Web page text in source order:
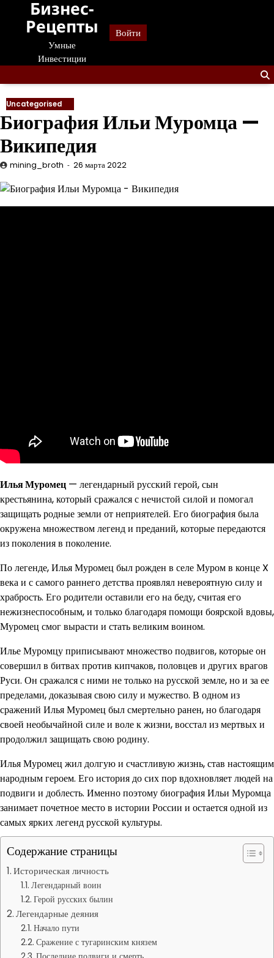
Перейти
содержанию
Бизнес-
Рецепты
Умные
Инвестиции
Войти
Uncategorised
Биография Ильи Муромца —
Википедия
mining_broth 26 марта 2022
Илья Муромец — легендарный русский герой, сын
крестьянина, который сражался с нечистой силой и помогал
защищать родные земли от неприятелей. Его биография была
окружена множеством легенд и преданий, которые передаются
из поколения в поколение.
По легенде, Илья Муромец был рожден в селе Муром в конце X
века и с самого раннего детства проявлял невероятную силу и
храбрость. Его родители оставили его на беду, считая его
нежизнеспособным, и только благодаря помощи боярской вдовы,
Муромец смог вырасти и стать великим воином.
Илье Муромцу приписывают множество подвигов, которые он
совершил в битвах против кипчаков, половцев и других врагов
Руси. Он сражался с ними не только на русской земле, но и за ее
пределами, доказывая свою силу и мужество. В одном из
сражений Илья Муромец был смертельно ранен, но благодаря
своей необычайной силе и воле к жизни, восстал из мертвых и
продолжил защищать свою родину.
Илья Муромец жил долгую и счастливую жизнь, став настоящим
народным героем. Его история до сих пор вдохновляет людей на
подвиги и доблесть. Именно поэтому биография Ильи Муромца
занимает почетное место в истории России и остается одной из
самых ярких легенд русской культуры.
Содержание страницы
Историческая личность
Легендарный воин
Герой русских былин
Легендарные деяния
Начало пути
Сражение с тугаринским князем